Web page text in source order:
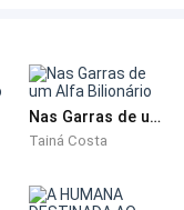
deter aquilo.
E mesmo fraco,
Nas Garras de um Alfa Bilionário
Tainá Costa